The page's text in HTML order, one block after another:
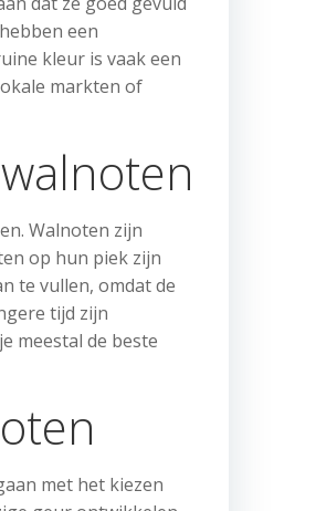
een
kleur is vaak een
markten of
Walnoten zijn
op hun piek zijn
te vullen, omdat de
tijd zijn
meestal de beste
met het kiezen